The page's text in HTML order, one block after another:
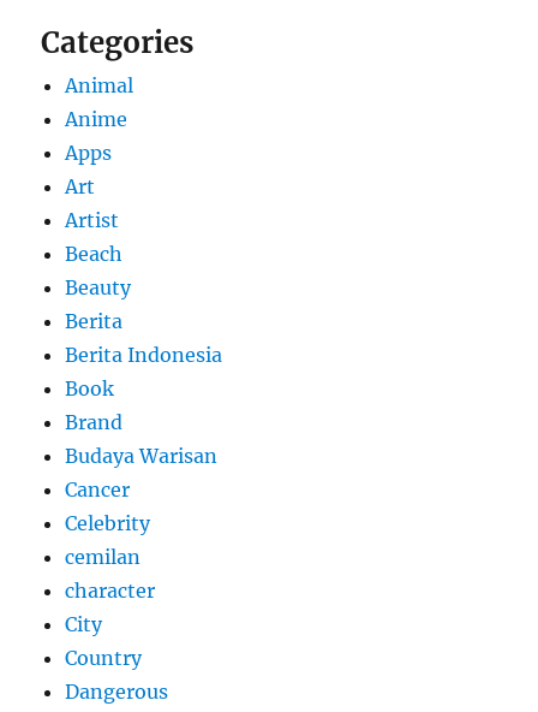
Categories
Animal
Anime
Apps
Art
Artist
Beach
Beauty
Berita
Berita Indonesia
Book
Brand
Budaya Warisan
Cancer
Celebrity
cemilan
character
City
Country
Dangerous